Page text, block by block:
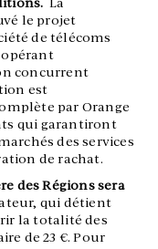
le projet
de télécoms
opérant
concurrent
est
par Orange
qui garantiront
des services
de rachat.
des Régions sera
qui détient
la totalité des
de 23 €. Pour